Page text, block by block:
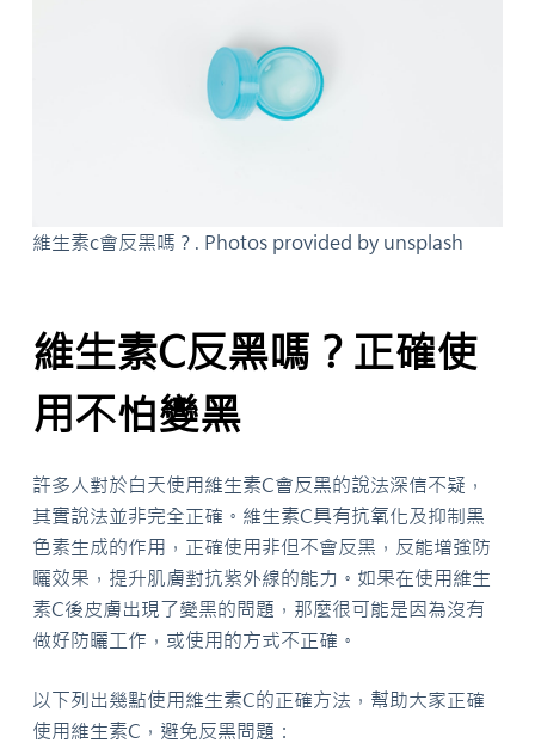
維生素c會反黑嗎？. Photos provided by unsplash
維生素C反黑嗎？正確使
用不怕變黑
許多人對於白天使用維生素C會反黑的說法深信不疑，
其實說法並非完全正確。維生素C具有抗氧化及抑制黑
色素生成的作用，正確使用非但不會反黑，反能增強防
曬效果，提升肌膚對抗紫外線的能力。如果在使用維生
素C後皮膚出現了變黑的問題，那麼很可能是因為沒有
做好防曬工作，或使用的方式不正確。
以下列出幾點使用維生素C的正確方法，幫助大家正確
使用維生素C，避免反黑問題：